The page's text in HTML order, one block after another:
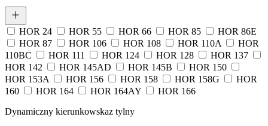
HOR 24 HOR 55 HOR 66 HOR 85
HOR 86E
HOR 87
HOR 106 HOR 108 HOR 110A
HOR
110BC
HOR 111 HOR 124 HOR 128
HOR 137
HOR 142
HOR 145AD HOR 145B
HOR 150
HOR 153A
HOR 156 HOR 158 HOR 158G
HOR
160
HOR 164 HOR 164AY
HOR 166
Dynamiczny kierunkowskaz tylny